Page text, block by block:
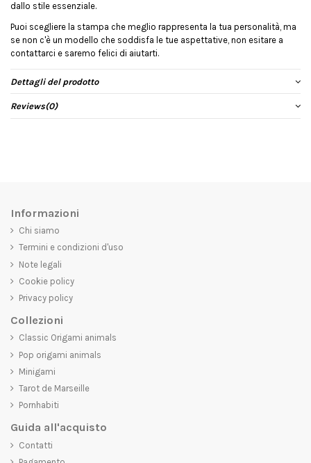
dallo stile essenziale.
Puoi scegliere la stampa che meglio rappresenta la tua personalità, ma
se non c'è un modello che soddisfa le tue aspettative, non esitare a
contattarci e saremo felici di aiutarti.
Dettagli del prodotto
Reviews(0)
Informazioni
Chi siamo
Termini e condizioni d'uso
Note legali
Cookie policy
Privacy policy
Collezioni
Classic Origami animals
Pop origami animals
Minigami
Tarot de Marseille
Pornhabiti
Guida all'acquisto
Contatti